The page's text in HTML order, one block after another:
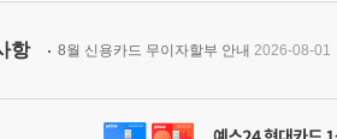
항 8월 신용카드 무이자할부 안내 2026-08-01